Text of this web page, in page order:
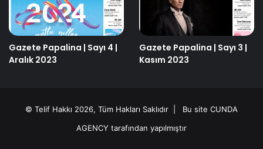
Gazete Papalina | Sayı 4 |
Aralık 2023
Gazete Papalina | Sayı 3 |
Kasım 2023
© Telif Hakkı 2026, Tüm Hakları Saklıdır | Bu site CUNDA
AGENCY tarafından yapılmıştır